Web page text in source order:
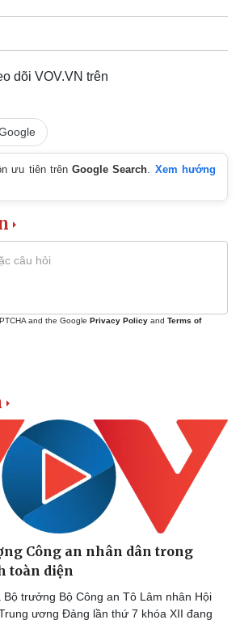
Ô tô - Xe máy
Ô tô
Xe máy
dõi VOV.VN trên
ưu tiên trênGoogle Search. Xem hướng
and the Google Privacy Policy and Terms of
Công an nhân dân trong
toàn diện
Bộ trưởng Bộ Công an Tô Lâm nhân Hội
ương Đảng lần thứ 7 khóa XII đang